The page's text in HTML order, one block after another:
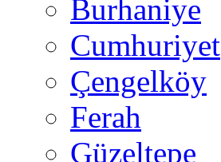
Burhaniye
Cumhuriyet
Çengelköy
Ferah
Güzeltepe